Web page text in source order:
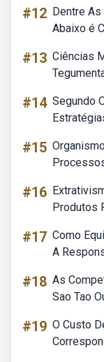
#12 Dentre
Abaixo é
#13 Ciências
#14 Segundo
#15
#16
Produtos
#17 Como
A
#18 As
Sao Tao
#19 O Custo